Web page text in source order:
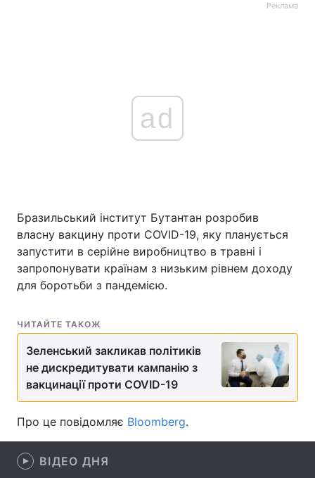
Головна Війна
Україна Політика
Спорт
Лайт
Зброя Інциденти
Здоров'я Туризм
Цікавинки
Реклама
ad
Бразильський інститут Бутантан розробив
власну вакцину проти COVID-19, яку планується
запустити в серійне виробництво в травні і
запропонувати країнам з низьким рівнем доходу
для боротьби з пандемією.
ЧИТАЙТЕ ТАКОЖ
Зеленський закликав політиків
не дискредитувати кампанію з
вакцинації проти COVID-19
Про це повідомляє Bloomberg.
ВІДЕО ДНЯ